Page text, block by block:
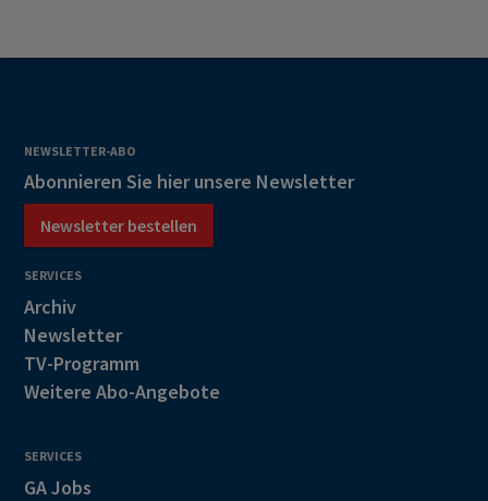
NEWSLETTER-ABO
Abonnieren Sie hier unsere Newsletter
Newsletter bestellen
SERVICES
Archiv
Newsletter
TV-Programm
Weitere Abo-Angebote
SERVICES
GA Jobs